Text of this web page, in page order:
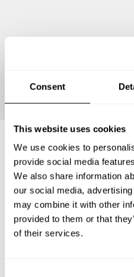
Consent
This website uses cookies
We use cookies to
provide social media
We also share information
our social media,
may combine it with other
provided to them or that
of their services.
Questions
Vous trouverez ci-
fréquentes sur Chefs a